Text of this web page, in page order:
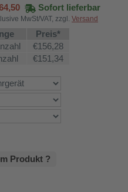
Sofort lieferbar
MwSt/VAT, zzgl. Versand
Preis*
€156,28
€151,34
Produkt ?